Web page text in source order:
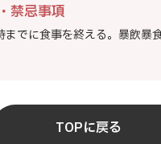
禁忌事項
までに食事を終える。暴飲暴
TOPに戻る